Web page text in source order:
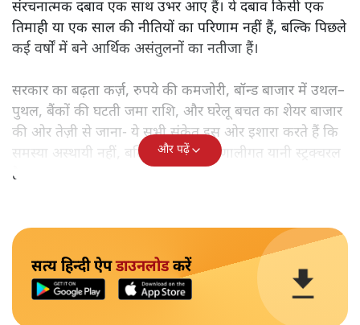
संरचनात्मक दबाव एक साथ उभर आए हैं। ये दबाव किसी एक
तिमाही या एक साल की नीतियों का परिणाम नहीं हैं, बल्कि पिछले
कई वर्षों में बने आर्थिक असंतुलनों का नतीजा हैं।
सरकार का बढ़ता कर्ज़, रुपये की कमजोरी, बॉन्ड बाजार में उथल–
पुथल, बैंकों की घटती जमा राशि, और घरेलू बचत का शेयर बाजार
की ओर तेज़ी से जाना- ये सभी संकेत इस ओर इशारा करते हैं कि
समस्या अस्थायी नहीं, बल्कि गहरी और प्रणालीगत यानी स्ट्रक्चरल
है।
और पढ़ें
सत्य हिन्दी ऐपडाउनलोडकरें